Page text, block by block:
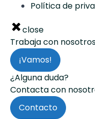
Política de
close
Trabaja con
¡Vamos!
¿Alguna duda?
Contacta con
Contacto